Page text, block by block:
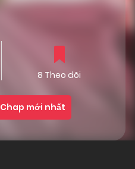
8 Theo dõi
Chap mới nhất